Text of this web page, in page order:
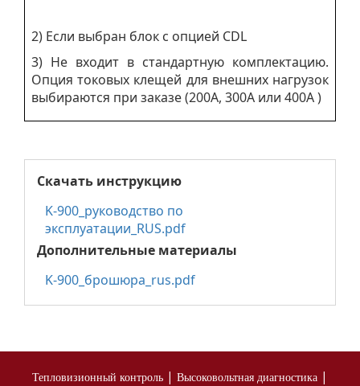
2) Если выбран блок с опцией CDL
3) Не входит в стандартную комплектацию.
Опция токовых клещей для внешних нагрузок
выбираются при заказе (200A, 300A или 400A )
Скачать инструкцию
K-900_руководство по
эксплуатации_RUS.pdf
Дополнительные материалы
K-900_брошюра_rus.pdf
Тепловизионный контроль | Высоковольтная диагностика |